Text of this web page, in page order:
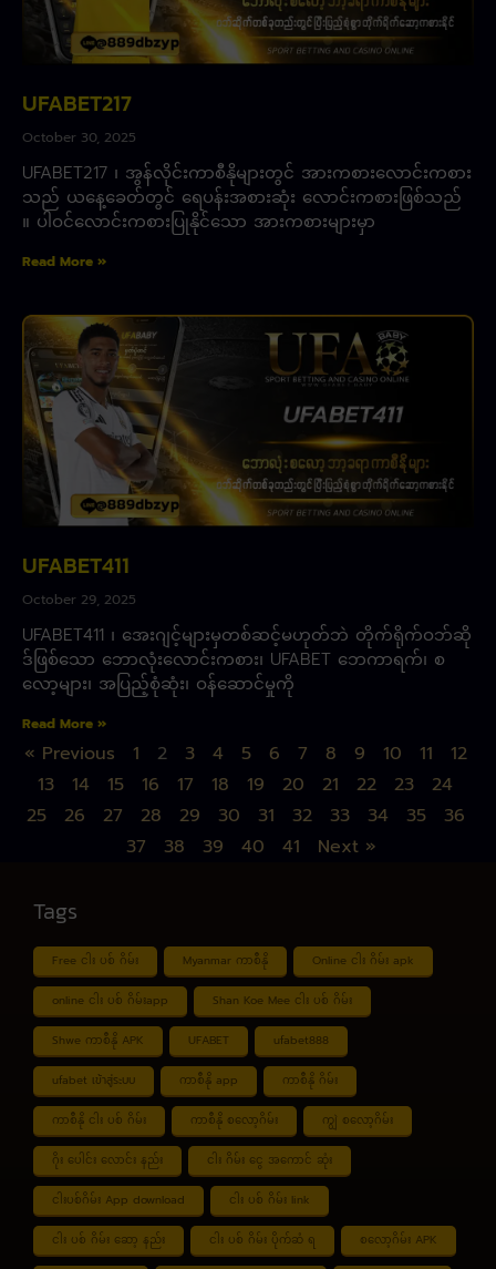
UFABET217
October 30, 2025
UFABET217 ၊ အွန်လိုင်းကာစီနိုများတွင် အားကစားလောင်းကစား
သည် ယနေ့ခေတ်တွင် ရေပန်းအစားဆုံး လောင်းကစားဖြစ်သည်
။ ပါဝင်လောင်းကစားပြုနိုင်သော အားကစားများမှာ
Read More »
UFABET411
October 29, 2025
UFABET411 ၊ ​​အေးဂျင့်များမှတစ်ဆင့်မဟုတ်ဘဲ တိုက်ရိုက်ဝဘ်ဆို
ဒ်ဖြစ်သော ဘောလုံးလောင်းကစား၊ UFABET ဘေကာရက်၊ စ
လော့များ၊ အပြည့်စုံဆုံး၊ ဝန်ဆောင်မှုကို
Read More »
« Previous 1 2 3 4 5 6 7 8 9 10 11
12
13
14 15 16 17 18 19 20 21 22 23
24
25
26 27 28 29 30 31 32 33 34 35
36
37
38 39 40 41 Next »
Tags
Free ငါး ပစ် ဂိမ်း Myanmar ကာစီနို Online ငါး ဂိမ်း apk
online ငါး ပစ် ဂိမ်းapp Shan Koe Mee ငါး ပစ် ဂိမ်း
Shwe ကာစီနို APK UFABET ufabet888
ufabet เข้าสู่ระบบ ကာစီနို app ကာစီနို ဂိမ်း
ကာစီနို ငါး ပစ် ဂိမ်း ကာစီနို စလော့ဂိမ်း ကျွဲ စလော့ဂိမ်း
ဂိုး ပေါင်း လောင်း နည်း ငါး ဂိမ်း ငွေ အကောင် ဆုံး
ငါးပစ်ဂိမ်း App download ငါး ပစ် ဂိမ်း link
ငါး ပစ် ဂိမ်း ဆော့ နည်း ငါး ပစ် ဂိမ်း ပိုက်ဆံ ရ စလော့ဂိမ်း APK